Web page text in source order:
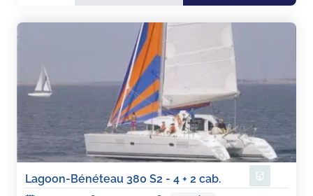
Lagoon-Bénéteau 380 S2 - 4 + 2 cab.